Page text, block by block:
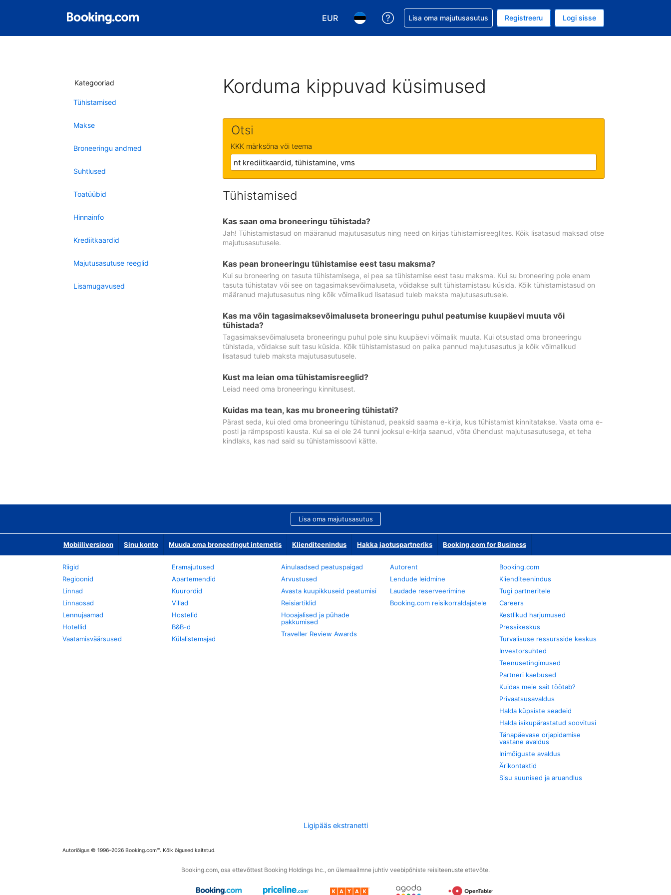
EUR
Vali valuuta. Praegune valitud valuuta on EUR
Vali keel. Praegune valitud keel on Eesti keeles
Saa broneeringuga abi
Lisa oma majutusasutus Registreeru Logi sisse
Kategooriad
Tühistamised
Makse
Broneeringu andmed
Suhtlused
Toatüübid
Hinnainfo
Krediitkaardid
Majutusasutuse reeglid
Lisamugavused
Korduma kippuvad küsimused
Otsi
KKK märksõna või teema
Tühistamised
Kas saan oma broneeringu tühistada?
Jah! Tühistamistasud on määranud majutusasutus ning need on kirjas tühistamisreeglites. Kõik lisatasud maksad otse
majutusasutusele.
Kas pean broneeringu tühistamise eest tasu maksma?
Kui su broneering on tasuta tühistamisega, ei pea sa tühistamise eest tasu maksma. Kui su broneering pole enam
tasuta tühistatav või see on tagasimaksevõimaluseta, võidakse sult tühistamistasu küsida. Kõik tühistamistasud on
määranud majutusasutus ning kõik võimalikud lisatasud tuleb maksta majutusasutusele.
Kas ma võin tagasimaksevõimaluseta broneeringu puhul peatumise kuupäevi muuta või
tühistada?
Tagasimaksevõimaluseta broneeringu puhul pole sinu kuupäevi võimalik muuta. Kui otsustad oma broneeringu
tühistada, võidakse sult tasu küsida. Kõik tühistamistasud on paika pannud majutusasutus ja kõik võimalikud
lisatasud tuleb maksta majutusasutusele.
Kust ma leian oma tühistamisreeglid?
Leiad need oma broneeringu kinnitusest.
Kuidas ma tean, kas mu broneering tühistati?
Pärast seda, kui oled oma broneeringu tühistanud, peaksid saama e-kirja, kus tühistamist kinnitatakse. Vaata oma e-
posti ja rämpsposti kausta. Kui sa ei ole 24 tunni jooksul e-kirja saanud, võta ühendust majutusasutusega, et teha
kindlaks, kas nad said su tühistamissoovi kätte.
Lisa oma majutusasutus
Mobiiliversioon Sinu konto Muuda oma broneeringut internetis Klienditeenindus Hakka jaotuspartneriks Booking.com for Business
Riigid
Regioonid
Linnad
Linnaosad
Lennujaamad
Hotellid
Vaatamisväärsused
Eramajutused
Apartemendid
Kuurordid
Villad
Hostelid
B&B-d
Külalistemajad
Ainulaadsed peatuspaigad
Arvustused
Avasta kuupikkuseid peatumisi
Reisiartiklid
Hooajalised ja pühade
pakkumised
Traveller Review Awards
Autorent
Lendude leidmine
Laudade reserveerimine
Booking.com reisikorraldajatele
Booking.com
Klienditeenindus
Tugi partneritele
Careers
Kestlikud harjumused
Pressikeskus
Turvalisuse ressursside keskus
Investorsuhted
Teenusetingimused
Partneri kaebused
Kuidas meie sait töötab?
Privaatsusavaldus
Halda küpsiste seadeid
Halda isikupärastatud soovitusi
Tänapäevase orjapidamise
vastane avaldus
Inimõiguste avaldus
Ärikontaktid
Sisu suunised ja aruandlus
Ligipääs ekstranetti
Autoriõigus © 1996–2026 Booking.com™. Kõik õigused kaitstud.
Booking.com, osa ettevõttest Booking Holdings Inc., on ülemaailmne juhtiv veebipõhiste reisiteenuste ettevõte.